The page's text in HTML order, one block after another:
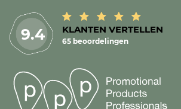
9.4 KLANTEN VERTELLEN
65 beoordelingen